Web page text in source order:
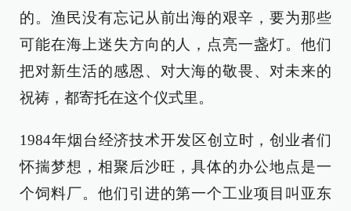
的。渔民没有忘记从前出海的艰辛，要为那些
可能在海上迷失方向的人，点亮一盏灯。他们
把对新生活的感恩、对大海的敬畏、对未来的
祝祷，都寄托在这个仪式里。
1984年烟台经济技术开发区创立时，创业者们
怀揣梦想，相聚后沙旺，具体的办公地点是一
个饲料厂。他们引进的第一个工业项目叫亚东